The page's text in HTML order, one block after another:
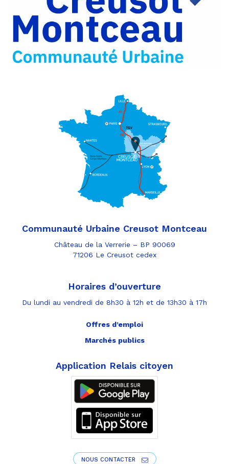
Twitter
Partager
par
e-
mail
Communauté Urbaine Creusot Montceau
Château de la Verrerie – BP 90069
71206 Le Creusot cedex
Horaires d’ouverture
Du lundi au vendredi de 8h30 à 12h et de 13h30 à 17h
Offres d’emploi
Marchés publics
Application Relais citoyen
NOUS CONTACTER